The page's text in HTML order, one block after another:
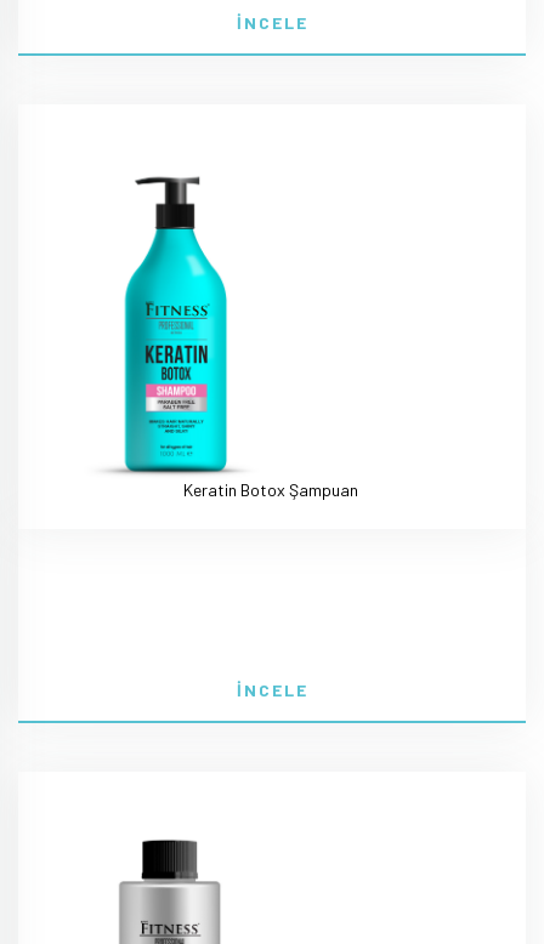
İNCELE
Keratin Botox Şampuan
İNCELE